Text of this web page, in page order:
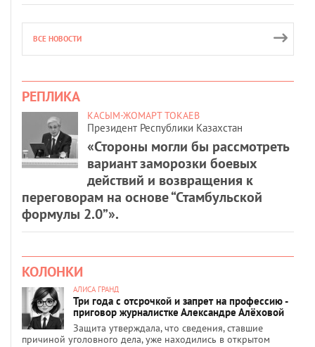
ВСЕ НОВОСТИ
РЕПЛИКА
КАСЫМ-ЖОМАРТ ТОКАЕВ
Президент Республики Казахстан
«Стороны могли бы рассмотреть
вариант заморозки боевых
действий и возвращения к
переговорам на основе “Стамбульской
формулы 2.0”».
КОЛОНКИ
АЛИСА ГРАНД
Три года с отсрочкой и запрет на профессию -
приговор журналистке Александре Алёховой
Защита утверждала, что сведения, ставшие
причиной уголовного дела, уже находились в открытом